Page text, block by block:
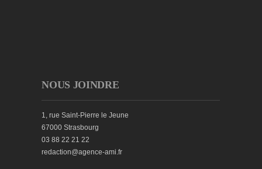
NOUS JOINDRE
1, rue Saint-Pierre le Jeune
67000 Strasbourg
03 88 22 21 22
redaction@agence-ami.fr